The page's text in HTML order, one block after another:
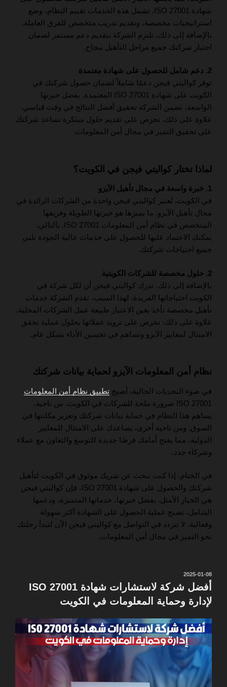
شهادة ISO 27001. تشمل هذه الخدمات تقييم النظام، وضع
استراتيجيات مخصصة، وتقديم تدريب متخصص للفرق العاملة.
بالإضافة إلى ذلك، تلتزم الشركة بتقديم دعم مستمر لضمان
اجتياز شركتك جميع مراحل التأهيل بنجاح.
2. دعم شامل للحصول على شهادة معتمدة
توفر كواليتي فيجن دعمًا شاملاً لضمان حصول شركتك في
الكويت على شهادة ISO 27001 المعتمدة. بفضل خبرتها
الواسعة، تضمن الشركة تحقيق أفضل النتائج في وقت قياسي.
علاوة على ذلك، تحرص على تقديم حلول مبتكرة تساعد شركتك
على تحقيق التميز في مجال أمن المعلومات.
لماذا تختار كواليتي فيجن في الكويت؟
1. خبرة واسعة في مجال تأهيل الآيزو
في الكويت، تُعتبر كواليتي فيجن واحدة من الشركات الرائدة في
مجال تأهيل الآيزو. ما يميزها هو خبرتها الطويلة وفريقها
المتخصص في نظام أمن المعلومات ISO 27001. بالتالي،
يمكنك الاعتماد عليها للحصول على خدمات عالية الجودة تلبي
جميع احتياجات شركتك.
2. حلول مخصصة للشركات الكويتية
بالإضافة إلى ذلك، تدرك كواليتي فيجن أن لكل شركة في
الكويت احتياجاتها الفريدة. لهذا السبب، تقدم الشركة خدمات
تأهيل مخصصة تأخذ بعين الاعتبار طبيعة عمل الشركات المحلية.
علاوة على ذلك، تحرص على تزويد عملائها بحلول عملية تحقق
الامتثال لمعايير الآيزو وتساهم في تحسين الأداء بشكل عام.
نظام أمن المعلومات الآيزو لحماية بيانات شركتك
في ضوء التحديات الحالية، أصبح تطبيق نظام أمن المعلومات
ISO 27001 ضرورة ملحة للشركات في الكويت. من ناحية،
يساهم هذا النظام في حماية بيانات شركتك وتعزيز مكانتها في
السوق. ومن ناحية أخرى، يساعدك على الامتثال للمعايير
الدولية، مما يفتح أمامك فرصًا جديدة للتوسع والتعاون مع عملاء
وشركاء جدد.
في الختام، إذا كنت تبحث عن شريك موثوق في الكويت لتأهيل
شركتك والحصول على شهادة ISO 27001، فإن كواليتي فيجن
هي الخيار الأمثل. بفضل خبرتها، خدماتها المتميزة، ودعمها
الشامل، تصبح عملية الحصول على الشهادة أكثر سهولة
وفعالية. لا تتردد في التواصل مع كواليتي فيجن الآن لتبدأ رحلتك
نحو التميز في مجال أمن المعلومات.
نُشر
في
2025-01-08
أفضل شركة لاستشارات شهادة ISO 27001
لإدارة وحماية المعلومات في الكويت